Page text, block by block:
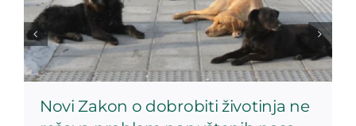
Novi Zakon o dobrobiti životinja ne